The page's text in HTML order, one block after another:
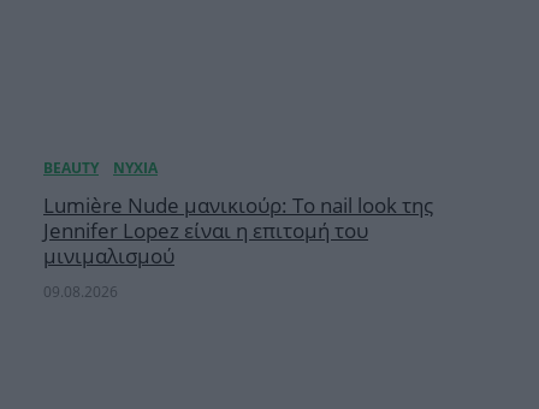
Lumière Nude μανικιούρ: Το nail look της
Jennifer Lopez είναι η επιτομή του
μινιμαλισμού
09.08.2026